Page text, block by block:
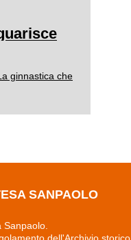
ginnastica che
SANPAOLO